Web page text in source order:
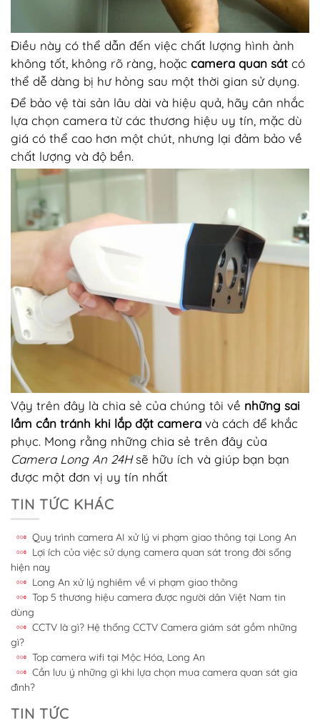
Điều này có thể dẫn đến việc chất lượng hình ảnh
không tốt, không rõ ràng, hoặc camera quan sát có
thể dễ dàng bị hư hỏng sau một thời gian sử dụng.
Để bảo vệ tài sản lâu dài và hiệu quả, hãy cân nhắc
lựa chọn camera từ các thương hiệu uy tín, mặc dù
giá có thể cao hơn một chút, nhưng lại đảm bảo về
chất lượng và độ bền.
Vậy trên đây là chia sẻ của chúng tôi về những sai
lầm cần tránh khi lắp đặt camera và cách để khắc
phục. Mong rằng những chia sẻ trên đây của
Camera Long An 24Hsẽ hữu ích và giúp bạn bạn
được một đơn vị uy tín nhất
TIN TỨC KHÁC
Quy trình camera AI xử lý vi phạm giao thông tại Long An
Lợi ích của việc sử dụng camera quan sát trong đời sống
hiện nay
Long An xử lý nghiêm về vi phạm giao thông
Top 5 thương hiệu camera được người dân Việt Nam tin
dùng
CCTV là gì? Hệ thống CCTV Camera giám sát gồm những
gì?
Top camera wifi tại Mộc Hóa, Long An
Cần lưu ý những gì khi lựa chọn mua camera quan sát gia
đình?
TIN TỨC